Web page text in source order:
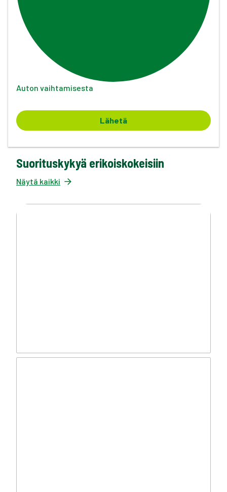
Auton vaihtamisesta
Lähetä
Suorituskykyä erikoiskokeisiin
Näytä kaikki